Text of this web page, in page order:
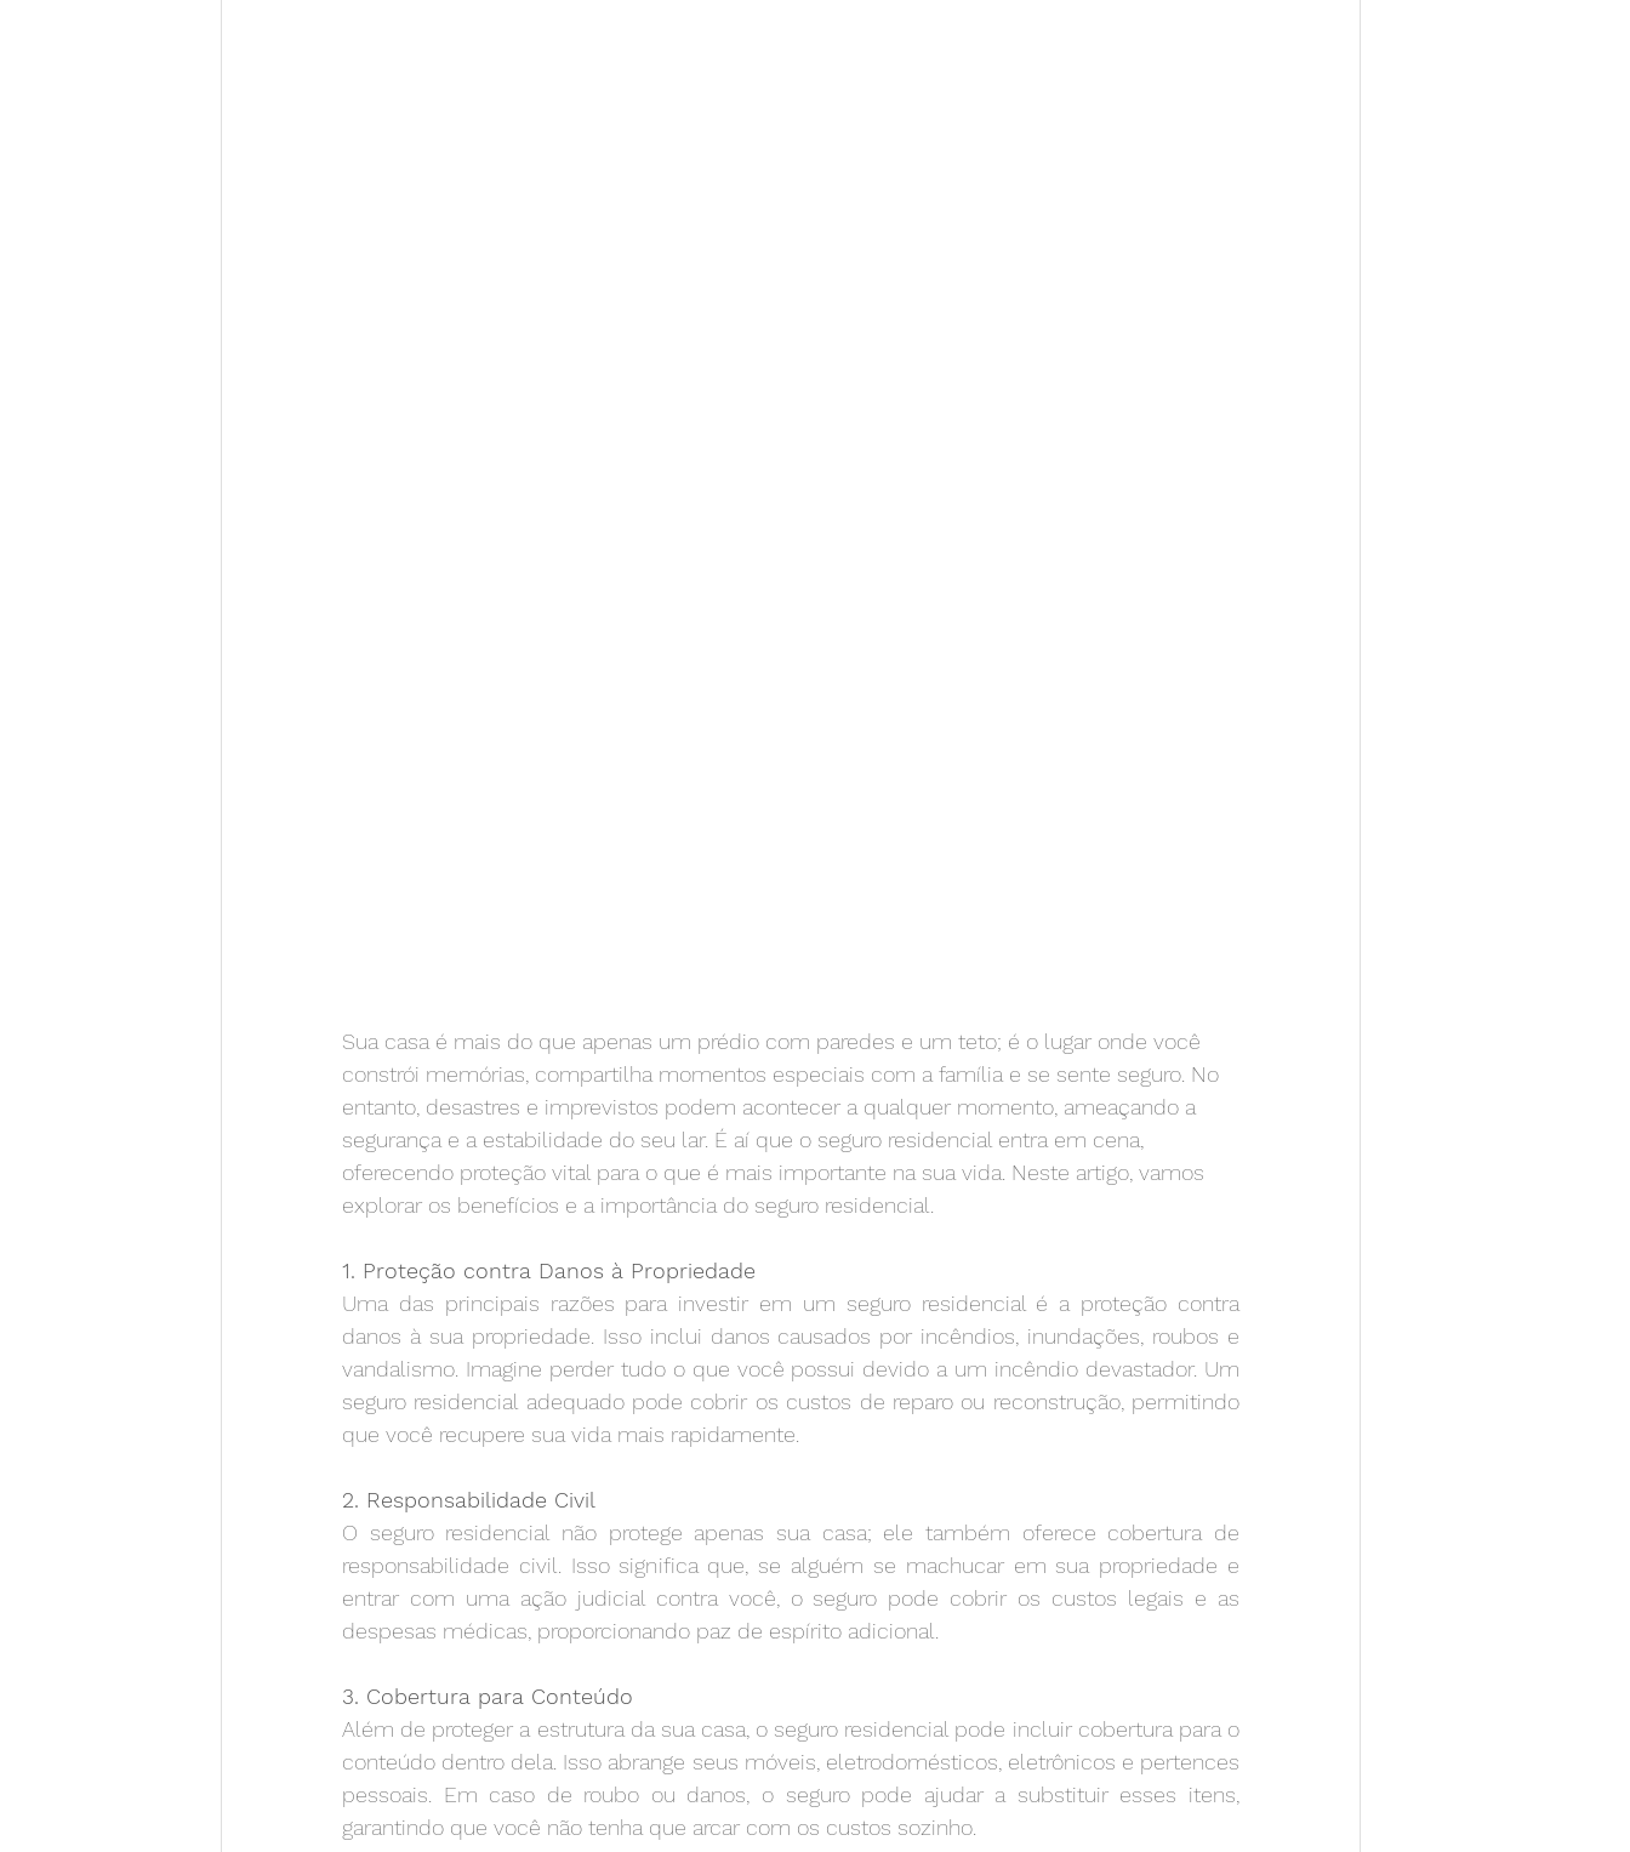
Sua casa é mais do que apenas um prédio com paredes e um teto; é o lugar onde você
constrói memórias, compartilha momentos especiais com a família e se sente seguro. No
entanto, desastres e imprevistos podem acontecer a qualquer momento, ameaçando a
segurança e a estabilidade do seu lar. É aí que o seguro residencial entra em cena,
oferecendo proteção vital para o que é mais importante na sua vida. Neste artigo, vamos
explorar os benefícios e a importância do seguro residencial.
1. Proteção contra Danos à Propriedade
Uma das principais razões para investir em um seguro residencial é a proteção contra
danos à sua propriedade. Isso inclui danos causados por incêndios, inundações, roubos e
vandalismo. Imagine perder tudo o que você possui devido a um incêndio devastador. Um
seguro residencial adequado pode cobrir os custos de reparo ou reconstrução, permitindo
que você recupere sua vida mais rapidamente.
2. Responsabilidade Civil
O seguro residencial não protege apenas sua casa; ele também oferece cobertura de
responsabilidade civil. Isso significa que, se alguém se machucar em sua propriedade e
entrar com uma ação judicial contra você, o seguro pode cobrir os custos legais e as
despesas médicas, proporcionando paz de espírito adicional.
3. Cobertura para Conteúdo
Além de proteger a estrutura da sua casa, o seguro residencial pode incluir cobertura para o
conteúdo dentro dela. Isso abrange seus móveis, eletrodomésticos, eletrônicos e pertences
pessoais. Em caso de roubo ou danos, o seguro pode ajudar a substituir esses itens,
garantindo que você não tenha que arcar com os custos sozinho.